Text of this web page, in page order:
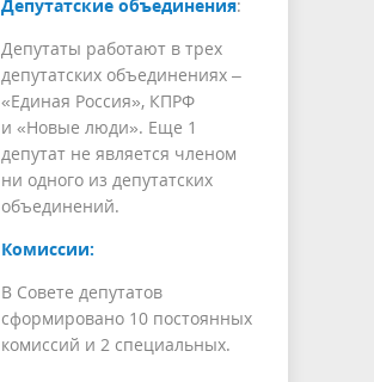
Депутатские объединения:
Депутаты работают в трех
депутатских объединениях –
«Единая Россия», КПРФ
и «Новые люди». Еще 1
депутат не является членом
ни одного из депутатских
объединений.
Комиссии:
В Совете депутатов
сформировано 10 постоянных
комиссий и 2 специальных.